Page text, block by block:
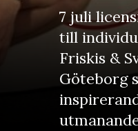
7 juli
till
Friskis &
Göteborg